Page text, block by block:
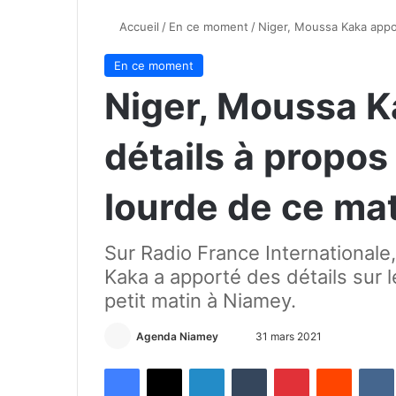
Accueil / En ce moment / Niger, Moussa Kaka
En ce moment
Niger, Moussa
détails à propos
lourde de ce
Sur Radio France
Kaka a apporté des détails sur
petit matin à Niamey.
Agenda Niamey 31 mars 2021